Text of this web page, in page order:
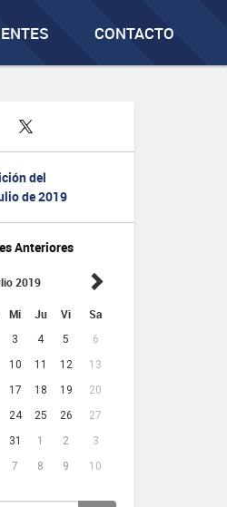
CONTACTO
del
de 2019
Anteriores
2019
Mi Ju Vi Sa
3 4 5
6
10 11 12
13
17 18 19
20
24 25 26
27
31 1 2
3
7 8 9 10